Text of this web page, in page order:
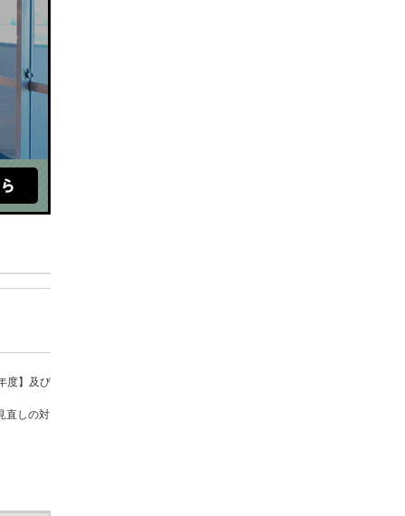
度】及び
直しの対